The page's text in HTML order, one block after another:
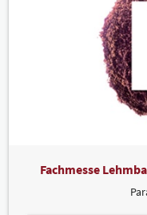
Fachmesse